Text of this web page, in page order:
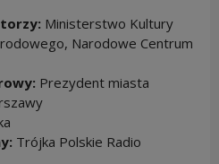
Ministerstwo Kultury
Narodowe Centrum
Prezydent miasta
Trójka Polskie Radio